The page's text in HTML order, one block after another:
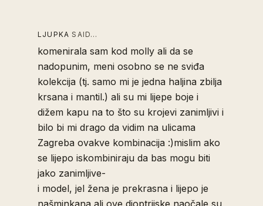
LJUPKA SAID…
komenirala sam kod molly ali da se
nadopunim, meni osobno se ne sviđa
kolekcija (tj. samo mi je jedna haljina zbilja
krsana i mantil.) ali su mi lijepe boje i
dižem kapu na to što su krojevi zanimljivi i
bilo bi mi drago da vidim na ulicama
Zagreba ovakve kombinacija :)mislim ako
se lijepo iskombiniraju da bas mogu biti
jako zanimljive-
i model, jel žena je prekrasna i lijepo je